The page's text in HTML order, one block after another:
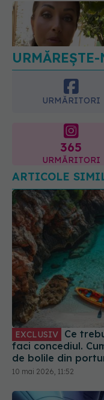
URMĂRITORI
365
URMĂRITORI
ARTICOLE
EXCLUSIV
faci concediul.
de bolile din
10 mai 2026, 11:52